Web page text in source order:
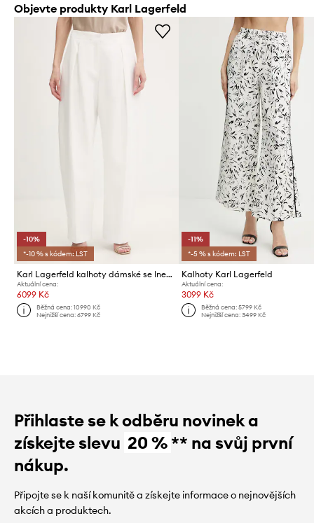
Objevte produkty Karl Lagerfeld
-10%
*-10 % s kódem: LST
Karl Lagerfeld kalhoty dámské se lnem Karl Lagerfeld Studio
Aktuální cena:
6099 Kč
Běžná cena:10990 Kč
Nejnižší cena:6799 Kč
-11%
*-5 % s kódem: LST
Kalhoty Karl Lagerfeld
Aktuální cena:
3099 Kč
Běžná cena: 5799 Kč
Nejnižší cena: 3499 Kč
Přihlaste se k odběru novinek a
získejte slevu 20 %** na svůj první
nákup.
Připojte se k naší komunitě a získejte informace o nejnovějších
akcích a produktech.